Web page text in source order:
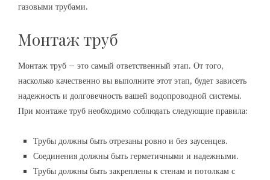
газовыми трубами.
Монтаж труб
Монтаж труб – это самый ответственный этап. От того,
насколько качественно вы выполните этот этап, будет зависеть
надежность и долговечность вашей водопроводной системы.
При монтаже труб необходимо соблюдать следующие правила:
Трубы должны быть отрезаны ровно и без заусенцев.
Соединения должны быть герметичными и надежными.
Трубы должны быть закреплены к стенам и потолкам с